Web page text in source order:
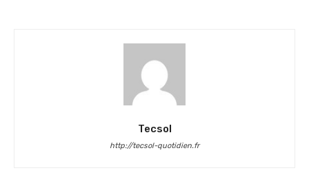
Tecsol
http://tecsol-quotidien.fr